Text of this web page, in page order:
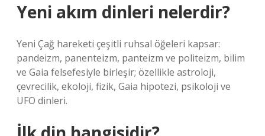
Yeni akım dinleri nelerdir?
Yeni Çağ hareketi çeşitli ruhsal öğeleri kapsar:
pandeizm, panenteizm, panteizm ve politeizm, bilim
ve Gaia felsefesiyle birleşir; özellikle astroloji,
çevrecilik, ekoloji, fizik, Gaia hipotezi, psikoloji ve
UFO dinleri.